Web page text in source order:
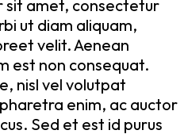
sit amet, consectetur
ut diam aliquam,
velit. Aenean
est non consequat.
nisl vel volutpat
enim, ac auctor
Sed et est id purus